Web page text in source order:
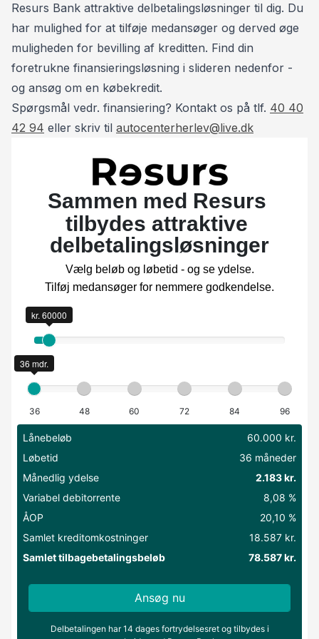
Kontakt venligst Tommy på Tlf.: 40 40 42 94 / Henrik
på Tlf. 93 10 75 10, *Forbehold for indtastnings og
beregningsfejl.
Resurs Bank attraktive delbetalingsløsninger til dig. Du
har mulighed for at tilføje medansøger og derved øge
muligheden for bevilling af kreditten. Find din
foretrukne finansieringsløsning i slideren nedenfor -
og ansøg om en købekredit.
Spørgsmål vedr. finansiering? Kontakt os på tlf. 40 40
42 94 eller skriv til autocenterherlev@live.dk